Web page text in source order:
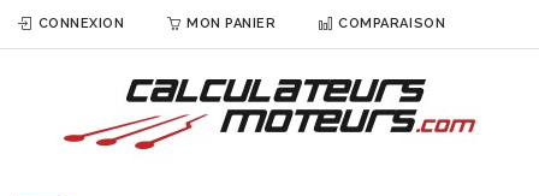
CONNEXION MON PANIER COMPARAISON